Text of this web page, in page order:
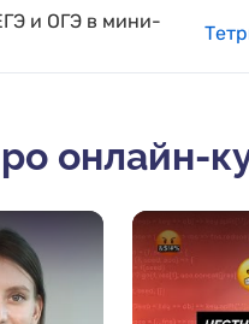
и ОГЭ в мини-
онлайн-